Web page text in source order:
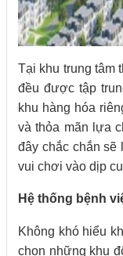
Tại khu trung tâm
đều được tập
khu hàng hóa
và thỏa mãn lựa
đây chắc chắn
vui chơi vào dịp
Hệ thống bệnh
Không khó hiểu
chọn những khu